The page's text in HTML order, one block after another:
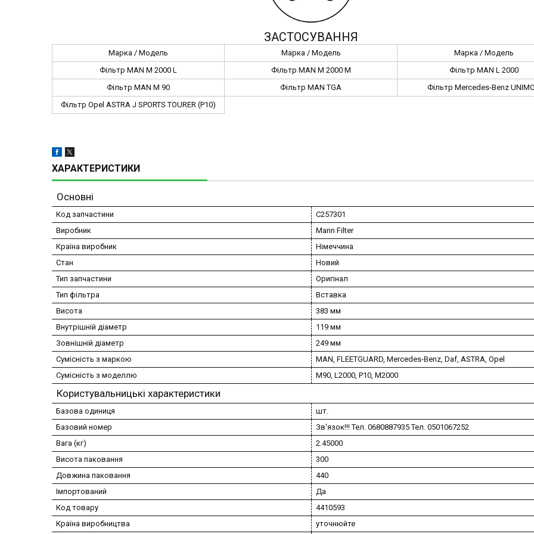
ЗАСТОСУВАННЯ
Марка / Модель Марка / Модель
Марка / Модель
Фільтр MAN M 2000 L
Фільтр MAN M 2000 M
Фільтр MAN L 2000
Фільтр MAN M 90
Фільтр MAN TGA
Фільтр Mercedes-Benz
Фільтр Opel ASTRA J SPORTS TOURER (P10)
ХАРАКТЕРИСТИКИ
Основні
Код запчастини
C257301
Виробник
Mann Filter
Країна виробник
Німеччина
Стан
Новий
Тип запчастини
Оригінал
Тип фільтра
Вставка
Висота
383 мм
Внутрішній діаметр
119 мм
Зовнішній діаметр
249 мм
Сумісність з маркою
MAN, FLEETGUARD, Mercedes-Benz, Daf, ASTRA, Opel
Сумісність з моделлю
M90, L2000, P10, M2000
Користувальницькі характеристики
Базова одиниця
шт.
Базовий номер
Зв'язок!!! Тел. 0680887935 Тел. 0501067252
Вага (кг)
2.45000
Висота паковання
300
Довжина паковання
440
Імпортований
Да
Код товару
4410593
Країна виробництва
уточнюйте